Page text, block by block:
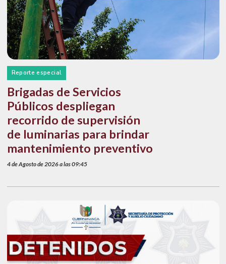
Reporte especial
Brigadas de Servicios
Públicos despliegan
recorrido de supervisión
de luminarias para brindar
mantenimiento preventivo
4 de Agosto de 2026 a las 09:45